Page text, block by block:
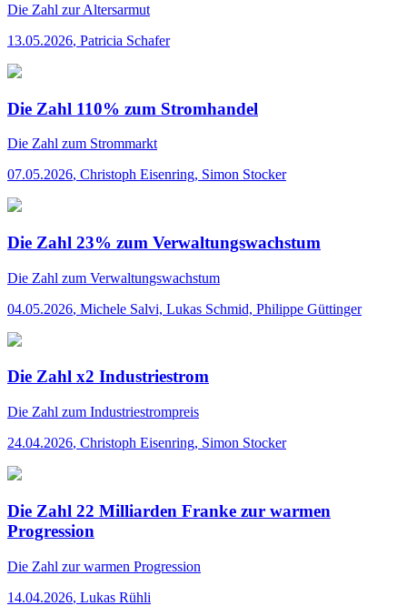
Die Zahl zur Altersarmut
13.05.2026, Patricia Schafer
Die Zahl 110% zum Stromhandel
Die Zahl zum Strommarkt
07.05.2026, Christoph Eisenring, Simon Stocker
Die Zahl 23% zum Verwaltungswachstum
Die Zahl zum Verwaltungswachstum
04.05.2026, Michele Salvi, Lukas Schmid, Philippe Güttinger
Die Zahl x2 Industriestrom
Die Zahl zum Industriestrompreis
24.04.2026, Christoph Eisenring, Simon Stocker
Die Zahl 22 Milliarden Franke zur warmen
Progression
Die Zahl zur warmen Progression
14.04.2026, Lukas Rühli